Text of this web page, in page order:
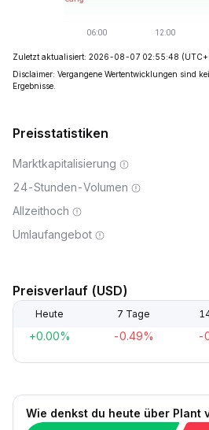
Zuletzt aktualisiert: 2026-08-07 02:55:48
Disclaimer: Vergangene Wertentwicklungen sind
Ergebnisse.
Preisstatistiken
Marktkapitalisierung
24-Stunden-Volumen
Allzeithoch
Umlaufangebot
Preisverlauf (USD)
Heute 7 Tage
+0.00% -0.49% -
Wie denkst du heute über Plant